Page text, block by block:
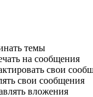
темы
на сообщения
свои
свои сообщения
вложения